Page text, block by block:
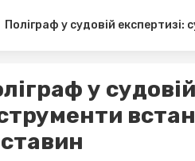
Поліграф у судовій
у